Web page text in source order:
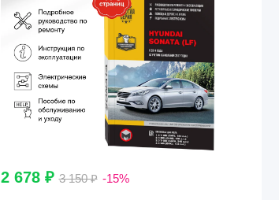
2 678 ₽3 150 ₽ -15%